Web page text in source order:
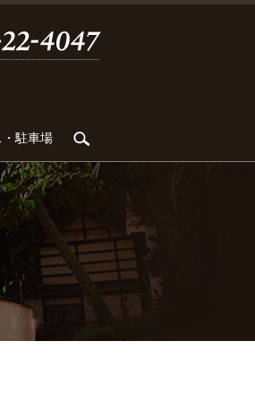
駐車場